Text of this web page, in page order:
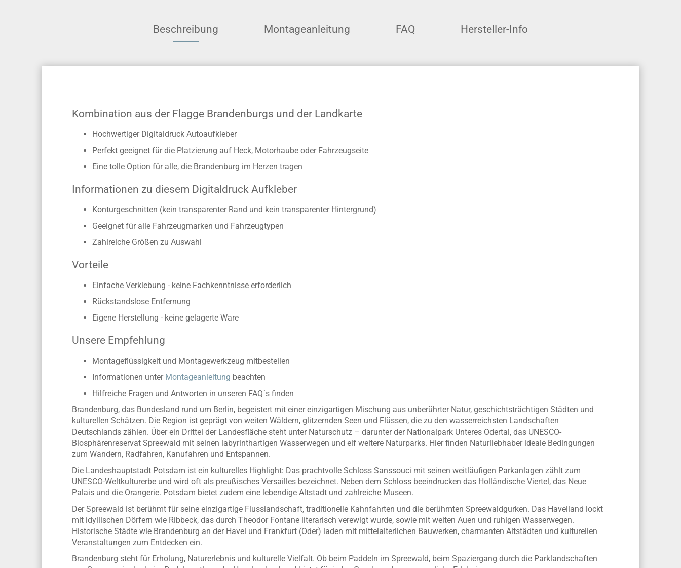
Beschreibung Montageanleitung FAQ Hersteller-Info
Kombination aus der Flagge Brandenburgs und der Landkarte
Hochwertiger Digitaldruck Autoaufkleber
Perfekt geeignet für die Platzierung auf Heck, Motorhaube oder Fahrzeugseite
Eine tolle Option für alle, die Brandenburg im Herzen tragen
Informationen zu diesem Digitaldruck Aufkleber
Konturgeschnitten (kein transparenter Rand und kein transparenter Hintergrund)
Geeignet für alle Fahrzeugmarken und Fahrzeugtypen
Zahlreiche Größen zu Auswahl
Vorteile
Einfache Verklebung - keine Fachkenntnisse erforderlich
Rückstandslose Entfernung
Eigene Herstellung - keine gelagerte Ware
Unsere Empfehlung
Montageflüssigkeit und Montagewerkzeug mitbestellen
Informationen unter Montageanleitung beachten
Hilfreiche Fragen und Antworten in unseren FAQ´s finden
Brandenburg, das Bundesland rund um Berlin, begeistert mit einer einzigartigen Mischung aus unberührter Natur, geschichtsträchtigen Städten und
kulturellen Schätzen. Die Region ist geprägt von weiten Wäldern, glitzernden Seen und Flüssen, die zu den wasserreichsten Landschaften
Deutschlands zählen. Über ein Drittel der Landesfläche steht unter Naturschutz – darunter der Nationalpark Unteres Odertal, das UNESCO-
Biosphärenreservat Spreewald mit seinen labyrinthartigen Wasserwegen und elf weitere Naturparks. Hier finden Naturliebhaber ideale Bedingungen
zum Wandern, Radfahren, Kanufahren und Entspannen.
Die Landeshauptstadt Potsdam ist ein kulturelles Highlight: Das prachtvolle Schloss Sanssouci mit seinen weitläufigen Parkanlagen zählt zum
UNESCO-Weltkulturerbe und wird oft als preußisches Versailles bezeichnet. Neben dem Schloss beeindrucken das Holländische Viertel, das Neue
Palais und die Orangerie. Potsdam bietet zudem eine lebendige Altstadt und zahlreiche Museen.
Der Spreewald ist berühmt für seine einzigartige Flusslandschaft, traditionelle Kahnfahrten und die berühmten Spreewaldgurken. Das Havelland lockt
mit idyllischen Dörfern wie Ribbeck, das durch Theodor Fontane literarisch verewigt wurde, sowie mit weiten Auen und ruhigen Wasserwegen.
Historische Städte wie Brandenburg an der Havel und Frankfurt (Oder) laden mit mittelalterlichen Bauwerken, charmanten Altstädten und kulturellen
Veranstaltungen zum Entdecken ein.
Brandenburg steht für Erholung, Naturerlebnis und kulturelle Vielfalt. Ob beim Paddeln im Spreewald, beim Spaziergang durch die Parklandschaften